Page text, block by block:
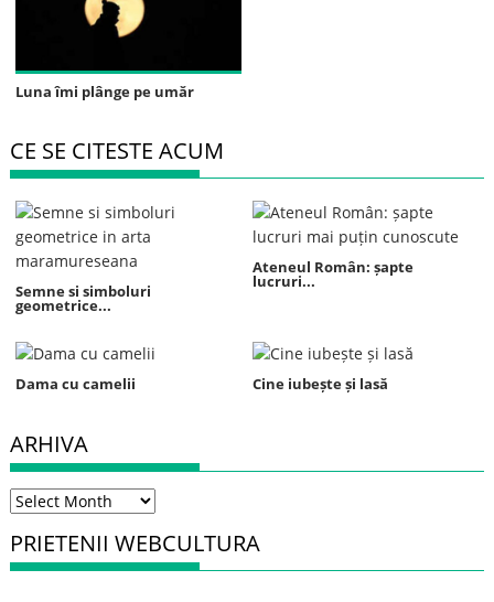
Luna îmi plânge pe umăr
CE SE CITESTE ACUM
Semne si simboluri
geometrice...
Ateneul Român: șapte
lucruri...
Dama cu camelii Cine iubește și lasă
ARHIVA
Arhiva
PRIETENII WEBCULTURA